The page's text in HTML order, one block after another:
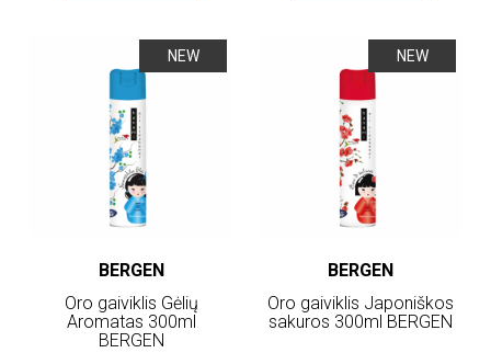
NEW
BERGEN
Oro gaiviklis Gėlių
Aromatas 300ml
BERGEN
NEW
BERGEN
Oro gaiviklis Japoniškos
sakuros 300ml BERGEN